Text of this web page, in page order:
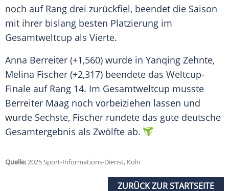
noch auf Rang drei zurückfiel, beendet die Saison
mit ihrer bislang besten Platzierung im
Gesamtweltcup als Vierte.
Anna Berreiter (+1,560) wurde in Yanqing Zehnte,
Melina Fischer (+2,317) beendete das Weltcup-
Finale auf Rang 14. Im Gesamtweltcup musste
Berreiter Maag noch vorbeiziehen lassen und
wurde Sechste, Fischer rundete das gute deutsche
Gesamtergebnis als Zwölfte ab.
Quelle:2025 Sport-Informations-Dienst, Köln
ZURÜCK ZUR STARTSEITE